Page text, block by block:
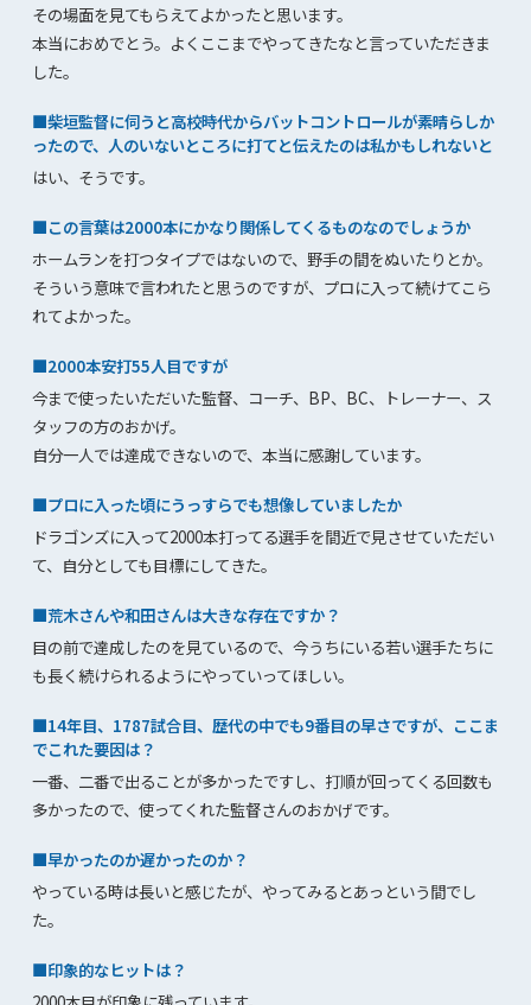
その場面を見てもらえてよかったと思います。
本当におめでとう。よくここまでやってきたなと言っていただきま
した。
■柴垣監督に伺うと高校時代からバットコントロールが素晴らしか
ったので、人のいないところに打てと伝えたのは私かもしれないと
はい、そうです。
■この言葉は2000本にかなり関係してくるものなのでしょうか
ホームランを打つタイプではないので、野手の間をぬいたりとか。
そういう意味で言われたと思うのですが、プロに入って続けてこら
れてよかった。
■2000本安打55人目ですが
今まで使ったいただいた監督、コーチ、BP、BC、トレーナー、ス
タッフの方のおかげ。
自分一人では達成できないので、本当に感謝しています。
■プロに入った頃にうっすらでも想像していましたか
ドラゴンズに入って2000本打ってる選手を間近で見させていただい
て、自分としても目標にしてきた。
■荒木さんや和田さんは大きな存在ですか？
目の前で達成したのを見ているので、今うちにいる若い選手たちに
も長く続けられるようにやっていってほしい。
■14年目、1787試合目、歴代の中でも9番目の早さですが、ここま
でこれた要因は？
一番、二番で出ることが多かったですし、打順が回ってくる回数も
多かったので、使ってくれた監督さんのおかげです。
■早かったのか遅かったのか？
やっている時は長いと感じたが、やってみるとあっという間でし
た。
■印象的なヒットは？